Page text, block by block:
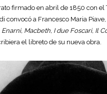
firmado en abril de 1850 con el
convocó a Francesco Maria Piave
Enarni, Macbeth, I due Foscari, Il
el libreto de su nueva obra.